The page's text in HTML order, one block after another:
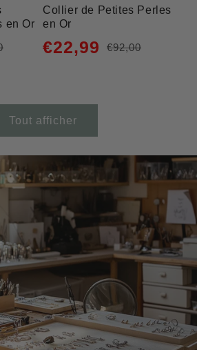
en Or
Collier de Petites Perles
en Or
Prix
€92,00
Prix
€22,99
Tout afficher